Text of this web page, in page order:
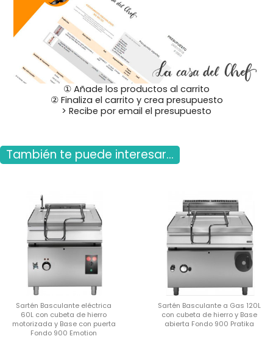
① Añade los productos al carrito
② Finaliza el carrito y crea presupuesto
> Recibe por email el presupuesto
También te puede interesar...
Sartén Basculante eléctrica
60L con cubeta de hierro
motorizada y Base con puerta
Fondo 900 Emotion
Sartén Basculante a Gas 120L
con cubeta de hierro y Base
abierta Fondo 900 Pratika